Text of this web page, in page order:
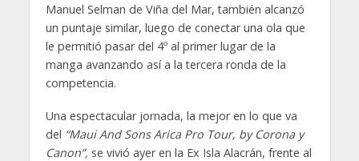
Manuel Selman de Viña del Mar, también alcanzó
un puntaje similar, luego de conectar una ola que
le permitió pasar del 4º al primer lugar de la
manga avanzando así a la tercera ronda de la
competencia.
Una espectacular jornada, la mejor en lo que va
del “Maui And Sons Arica Pro Tour, by Corona y
Canon”, se vivió ayer en la Ex Isla Alacrán, frente al